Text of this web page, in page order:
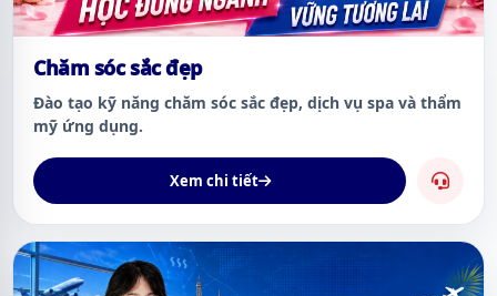
Chăm sóc sắc đẹp
Đào tạo kỹ năng chăm sóc sắc đẹp, dịch vụ spa và thẩm
mỹ ứng dụng.
Xem chi tiết